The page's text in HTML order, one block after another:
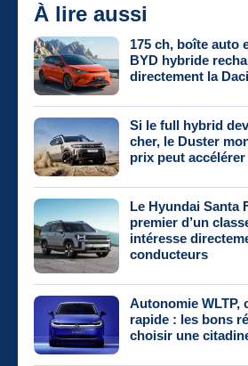
À lire aussi
175 ch, boîte auto
BYD hybride
directement la
Si le full hybrid
cher, le Duster
prix peut
Le Hyundai Santa
premier d’un
intéresse
conducteurs
Autonomie WLTP,
rapide : les bons
choisir une